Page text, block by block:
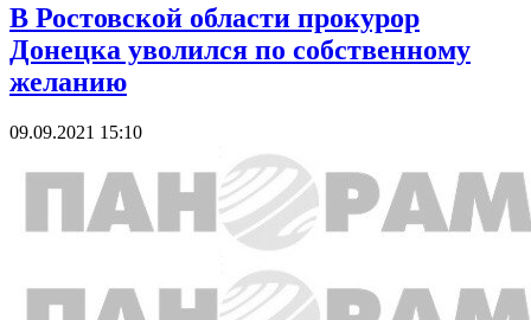
В Ростовской области прокурор
Донецка уволился по собственному
желанию
09.09.2021 15:10